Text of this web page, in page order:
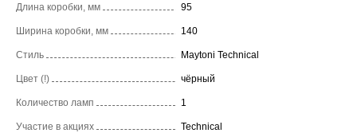
Длина коробки, мм 95
Ширина коробки, мм 140
Стиль Maytoni Technical
Цвет (!) чёрный
Количество ламп 1
Участие в акциях Technical